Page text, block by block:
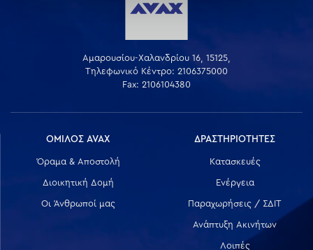
Αμαρουσίου-Χαλανδρίου 16, 15125,
Τηλεφωνικό Κέντρο: 2106375000
Fax: 2106104380
ΟΜΙΛΟΣ AVAX
Όραμα & Αποστολή
Διοικητική Δομή
Οι Άνθρωποί μας
ΔΡΑΣΤΗΡΙΟΤΗΤΕΣ
Κατασκευές
Ενέργεια
Παραχωρήσεις / ΣΔΙΤ
Ανάπτυξη Ακινήτων
Λοιπές